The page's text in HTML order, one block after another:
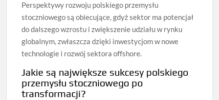
Perspektywy rozwoju polskiego przemysłu
stoczniowego są obiecujące, gdyż sektor ma potencjał
do dalszego wzrostu i zwiększenie udziału w rynku
globalnym, zwłaszcza dzięki inwestycjom w nowe
technologie i rozwój sektora offshore.
Jakie są największe sukcesy polskiego
przemysłu stoczniowego po
transformacji?